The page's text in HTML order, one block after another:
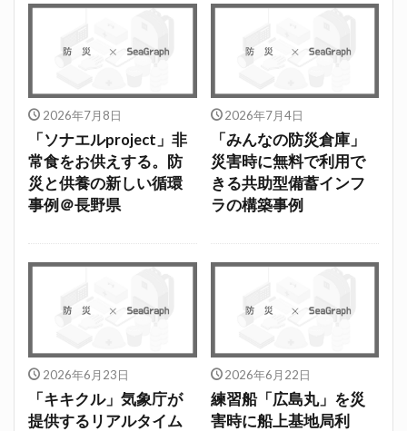
2026年7月8日
「ソナエルproject」非
常食をお供えする。防
災と供養の新しい循環
事例＠長野県
2026年7月4日
「みんなの防災倉庫」
災害時に無料で利用で
きる共助型備蓄インフ
ラの構築事例
2026年6月23日
「キキクル」気象庁が
提供するリアルタイム
2026年6月22日
練習船「広島丸」を災
害時に船上基地局利